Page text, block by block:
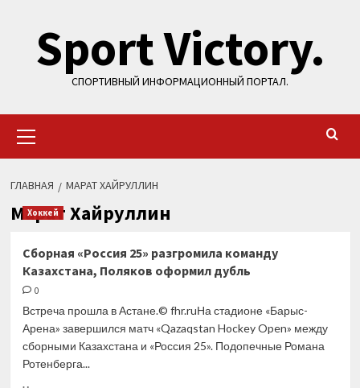
содержимому
Sport Victory.
СПОРТИВНЫЙ ИНФОРМАЦИОННЫЙ ПОРТАЛ.
меню
ГЛАВНАЯ МАРАТ ХАЙРУЛЛИН
Марат Хайруллин
Хоккей
Сборная «Россия 25» разгромила команду
Казахстана, Поляков оформил дубль
0
Встреча прошла в Астане.© fhr.ruНа стадионе «Барыс-
Арена» завершился матч «Qazaqstan Hockey Open» между
сборными Казахстана и «Россия 25». Подопечные Романа
Ротенберга...